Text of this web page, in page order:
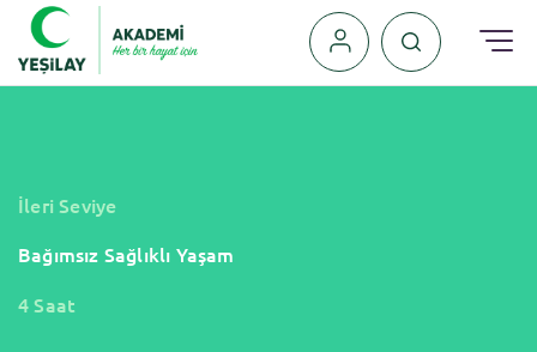
İleri Seviye
Bağımsız Sağlıklı Yaşam
4 Saat